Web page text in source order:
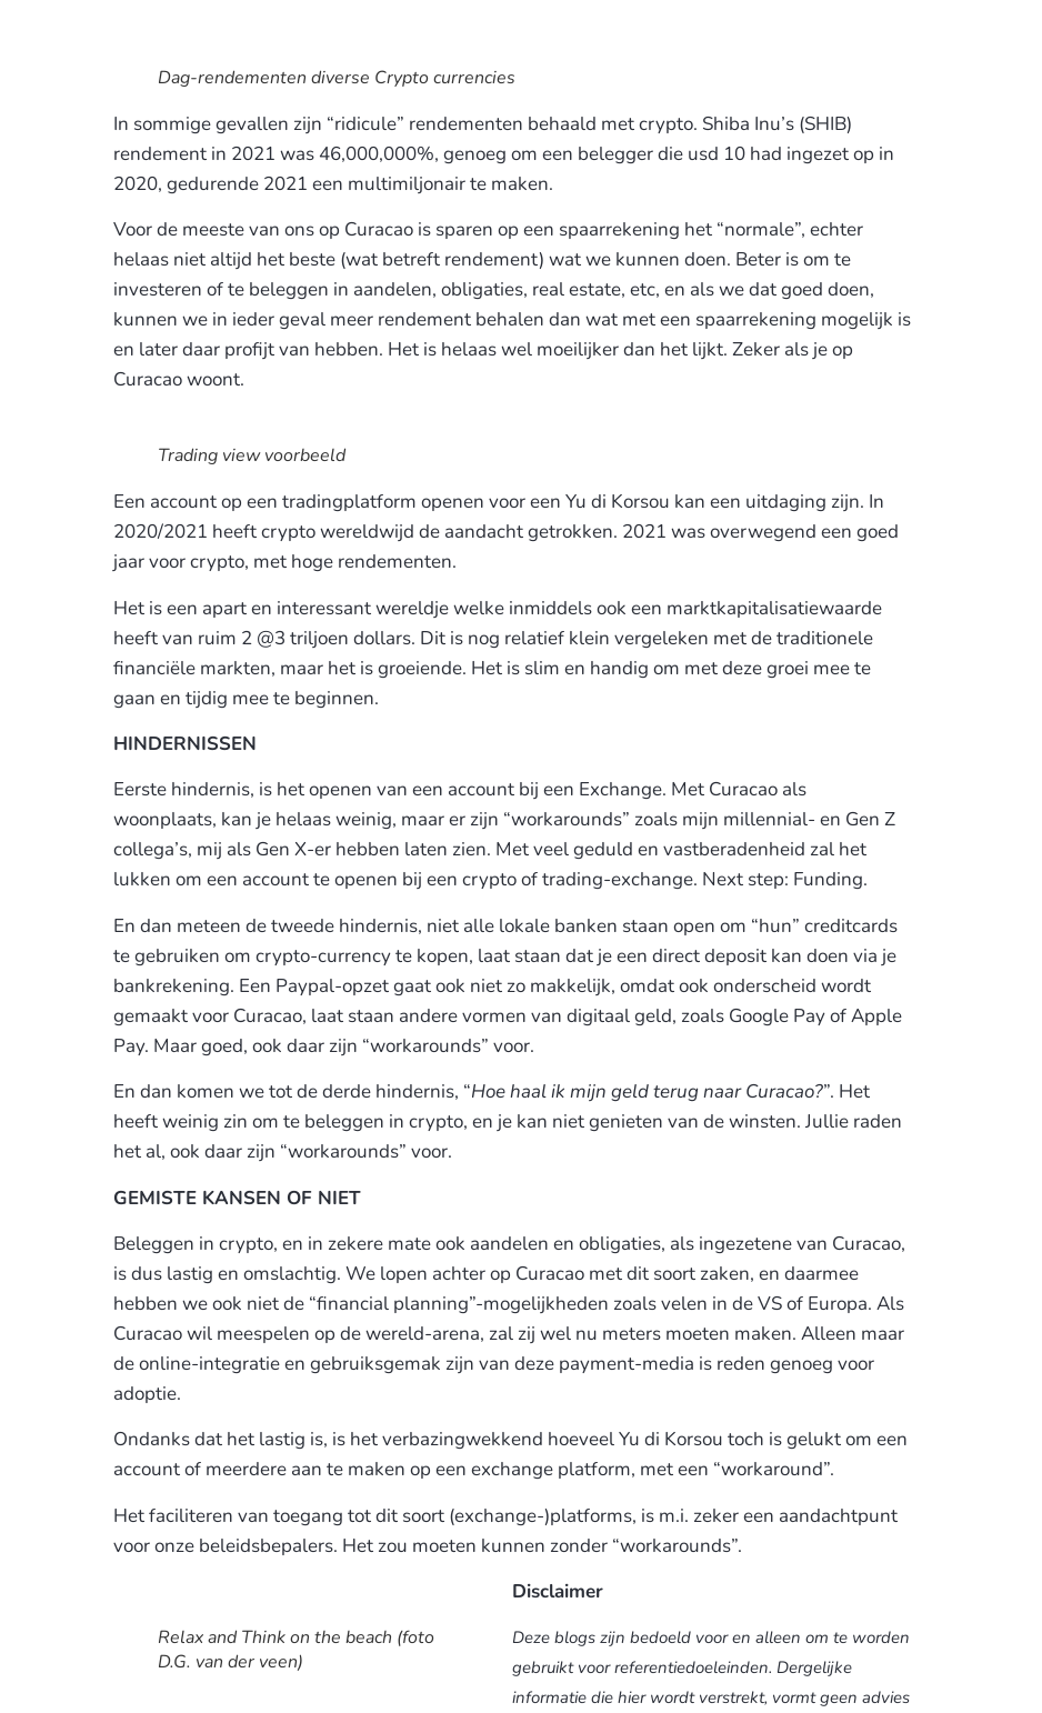
Dag-rendementen diverse Crypto currencies
In sommige gevallen zijn “ridicule” rendementen behaald met crypto. Shiba Inu’s (SHIB)
rendement in 2021 was 46,000,000%, genoeg om een belegger die usd 10 had ingezet op in
2020, gedurende 2021 een multimiljonair te maken.
Voor de meeste van ons op Curacao is sparen op een spaarrekening het “normale”, echter
helaas niet altijd het beste (wat betreft rendement) wat we kunnen doen. Beter is om te
investeren of te beleggen in aandelen, obligaties, real estate, etc, en als we dat goed doen,
kunnen we in ieder geval meer rendement behalen dan wat met een spaarrekening mogelijk is
en later daar profijt van hebben. Het is helaas wel moeilijker dan het lijkt. Zeker als je op
Curacao woont.
Trading view voorbeeld
Een account op een tradingplatform openen voor een Yu di Korsou kan een uitdaging zijn. In
2020/2021 heeft crypto wereldwijd de aandacht getrokken. 2021 was overwegend een goed
jaar voor crypto, met hoge rendementen.
Het is een apart en interessant wereldje welke inmiddels ook een marktkapitalisatiewaarde
heeft van ruim 2 @3 triljoen dollars. Dit is nog relatief klein vergeleken met de traditionele
financiële markten, maar het is groeiende. Het is slim en handig om met deze groei mee te
gaan en tijdig mee te beginnen.
HINDERNISSEN
Eerste hindernis, is het openen van een account bij een Exchange. Met Curacao als
woonplaats, kan je helaas weinig, maar er zijn “workarounds” zoals mijn millennial- en Gen Z
collega’s, mij als Gen X-er hebben laten zien. Met veel geduld en vastberadenheid zal het
lukken om een account te openen bij een crypto of trading-exchange. Next step: Funding.
En dan meteen de tweede hindernis, niet alle lokale banken staan open om “hun” creditcards
te gebruiken om crypto-currency te kopen, laat staan dat je een direct deposit kan doen via je
bankrekening. Een Paypal-opzet gaat ook niet zo makkelijk, omdat ook onderscheid wordt
gemaakt voor Curacao, laat staan andere vormen van digitaal geld, zoals Google Pay of Apple
Pay. Maar goed, ook daar zijn “workarounds” voor.
En dan komen we tot de derde hindernis, “Hoe haal ik mijn geld terug naar Curacao?”. Het
heeft weinig zin om te beleggen in crypto, en je kan niet genieten van de winsten. Jullie raden
het al, ook daar zijn “workarounds” voor.
GEMISTE KANSEN OF NIET
Beleggen in crypto, en in zekere mate ook aandelen en obligaties, als ingezetene van Curacao,
is dus lastig en omslachtig. We lopen achter op Curacao met dit soort zaken, en daarmee
hebben we ook niet de “financial planning”-mogelijkheden zoals velen in de VS of Europa. Als
Curacao wil meespelen op de wereld-arena, zal zij wel nu meters moeten maken. Alleen maar
de online-integratie en gebruiksgemak zijn van deze payment-media is reden genoeg voor
adoptie.
Ondanks dat het lastig is, is het verbazingwekkend hoeveel Yu di Korsou toch is gelukt om een
account of meerdere aan te maken op een exchange platform, met een “workaround”.
Het faciliteren van toegang tot dit soort (exchange-)platforms, is m.i. zeker een aandachtpunt
voor onze beleidsbepalers. Het zou moeten kunnen zonder “workarounds”.
Relax and Think on the beach (foto
D.G. van der veen)
Disclaimer
Deze blogs zijn bedoeld voor en alleen om te worden
gebruikt voor referentiedoeleinden. Dergelijke
informatie die hier wordt verstrekt, vormt geen advies